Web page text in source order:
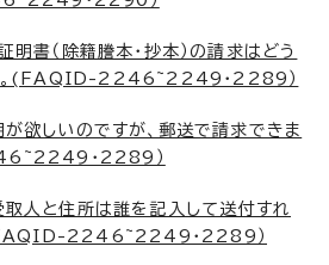
明書（除籍謄本・抄本）の請求はどう
。(FAQID-2246~2249・2289）
欲しいのですが、郵送で請求できま
・2289）
人と住所は誰を記入して送付すれ
2246~2249・2289）